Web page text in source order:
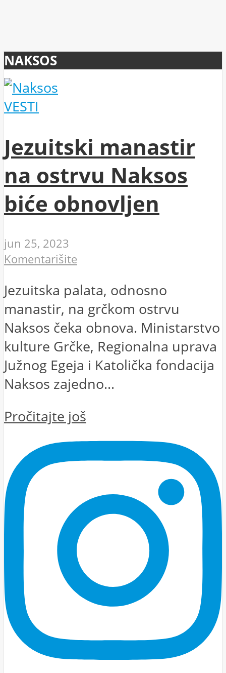
NAKSOS
VESTI
Jezuitski manastir
na ostrvu Naksos
biće obnovljen
jun 25, 2023
Komentarišite
Jezuitska palata, odnosno
manastir, na grčkom ostrvu
Naksos čeka obnova. Ministarstvo
kulture Grčke, Regionalna uprava
Južnog Egeja i Katolička fondacija
Naksos zajedno...
Pročitajte još